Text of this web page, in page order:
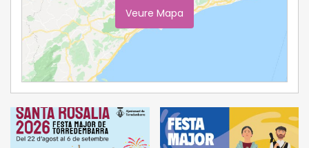
Veure Mapa